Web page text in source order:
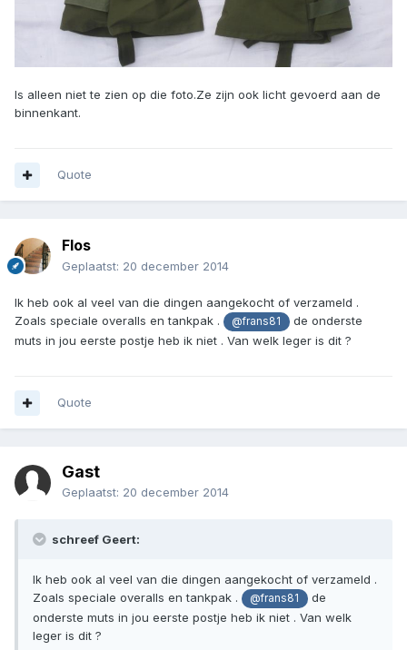
Is alleen niet te zien op die foto.Ze zijn ook licht gevoerd aan de
binnenkant.
Quote
Flos
Geplaatst: 20 december 2014
Ik heb ook al veel van die dingen aangekocht of verzameld .
Zoals speciale overalls en tankpak .
@frans81
de onderste
muts in jou eerste postje heb ik niet . Van welk leger is dit ?
Quote
Gast
Geplaatst: 20 december 2014
schreef Geert:
Ik heb ook al veel van die dingen aangekocht of verzameld .
Zoals speciale overalls en tankpak .
@frans81
de
onderste muts in jou eerste postje heb ik niet . Van welk
leger is dit ?